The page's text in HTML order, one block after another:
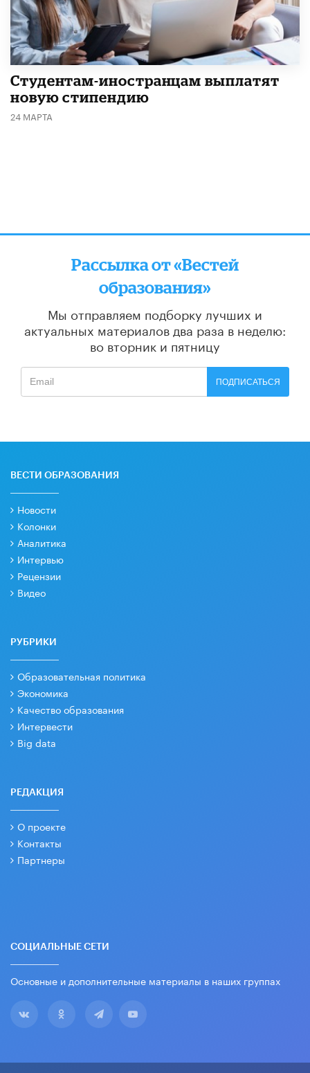
Студентам-иностранцам выплатят
новую стипендию
24 МАРТА
Рассылка от «Вестей
образования»
Мы отправляем подборку лучших и
актуальных материалов два раза в неделю:
во вторник и пятницу
ПОДПИСАТЬСЯ
ВЕСТИ ОБРАЗОВАНИЯ
Новости
Колонки
Аналитика
Интервью
Рецензии
Видео
РУБРИКИ
Образовательная политика
Экономика
Качество образования
Интервести
Big data
РЕДАКЦИЯ
О проекте
Контакты
Партнеры
СОЦИАЛЬНЫЕ СЕТИ
Основные и дополнительные материалы в наших группах